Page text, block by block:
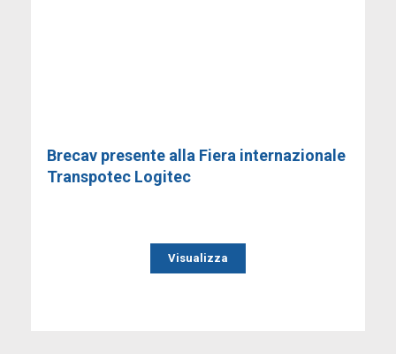
Brecav presente alla Fiera internazionale
Transpotec Logitec
Visualizza